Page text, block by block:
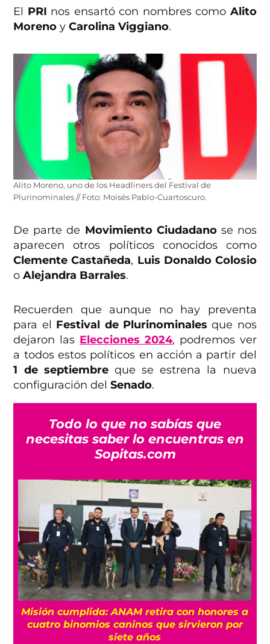
El PRI nos ensartó con nombres como Alito
MorenoyCarolina Viggiano.
Alito Moreno, uno de los Headliners del Festival de
Plurinominales // Foto: Moisés Pablo-Cuartoscuro.
De parte de Movimiento Ciudadano se nos
aparecen otros políticos conocidos como
Clemente Castañeda, Luis Donaldo Colosio
oAlejandra Barrales.
Recuerden que aunque no hay preventa
para el Festival de Plurinominalesque nos
dejaron las Elecciones 2024, podremos ver
a todos estos políticos en acción a partir del
1 de septiembre que se estrena la nueva
configuración delSenado.
Todo lo que no sabías que
necesitas saber lo encuentras en
Sopitas.com
Misión cumplida: ANAM retira con honores a
cuatro binomios caninos que sirvieron por
siete años